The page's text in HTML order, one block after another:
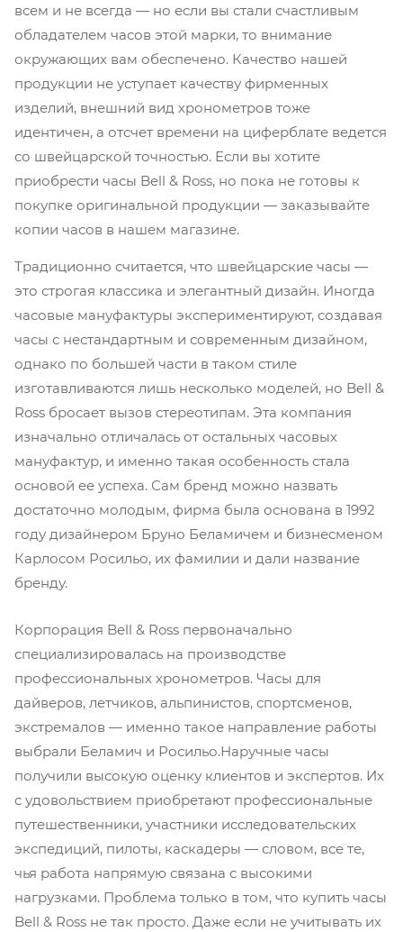
всем и не всегда — но если вы стали счастливым
обладателем часов этой марки, то внимание
окружающих вам обеспечено. Качество нашей
продукции не уступает качеству фирменных
изделий, внешний вид хронометров тоже
идентичен, а отсчет времени на циферблате ведется
со швейцарской точностью. Если вы хотите
приобрести часы Bell & Ross, но пока не готовы к
покупке оригинальной продукции — заказывайте
копии часов в нашем магазине.
Традиционно считается, что швейцарские часы —
это строгая классика и элегантный дизайн. Иногда
часовые мануфактуры экспериментируют, создавая
часы с нестандартным и современным дизайном,
однако по большей части в таком стиле
изготавливаются лишь несколько моделей, но Bell &
Ross бросает вызов стереотипам. Эта компания
изначально отличалась от остальных часовых
мануфактур, и именно такая особенность стала
основой ее успеха. Сам бренд можно назвать
достаточно молодым, фирма была основана в 1992
году дизайнером Бруно Беламичем и бизнесменом
Карлосом Росильо, их фамилии и дали название
бренду.
Корпорация Bell & Ross первоначально
специализировалась на производстве
профессиональных хронометров. Часы для
дайверов, летчиков, альпинистов, спортсменов,
экстремалов — именно такое направление работы
выбрали Беламич и Росильо.Наручные часы
получили высокую оценку клиентов и экспертов. Их
с удовольствием приобретают профессиональные
путешественники, участники исследовательских
экспедиций, пилоты, каскадеры — словом, все те,
чья работа напрямую связана с высокими
нагрузками. Проблема только в том, что купить часы
Bell & Ross не так просто. Даже если не учитывать их